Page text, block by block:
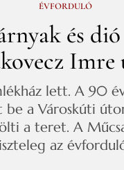
ÉVFORDULÓ
és
lett. A 90
a Városkúti
a teret. A
az